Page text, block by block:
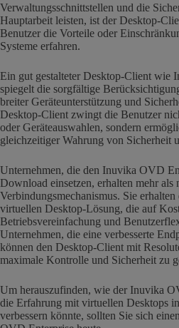
Verwaltungsschnittstellen und die
Hauptarbeit leisten, ist der Desktop-
Benutzer die Vorteile oder
Systeme erfahren.
Ein gut gestalteter Desktop-Client wie
spiegelt die sorgfältige
breiter Geräteunterstützung und
Desktop-Client zwingt die Benutzer
oder Geräteauswahlen, sondern
gleichzeitiger Wahrung von Sicherheit
Unternehmen, die den Inuvika OVD
Download einsetzen, erhalten mehr als
Verbindungsmechanismus. Sie
virtuellen Desktop-Lösung, die auf
Betriebsvereinfachung und
Unternehmen, die eine verbesserte
können den Desktop-Client mit
maximale Kontrolle und Sicherheit zu
Um herauszufinden, wie der Inuvika
die Erfahrung mit virtuellen Desktops
verbessern könnte, sollten Sie sich einen